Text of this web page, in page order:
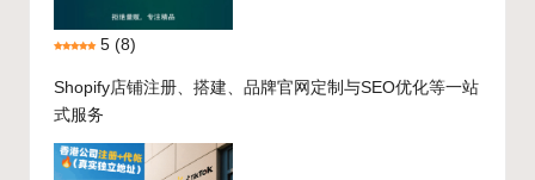
5 (8)
Shopify店铺注册、搭建、品牌官网定制与SEO优化等一站
式服务